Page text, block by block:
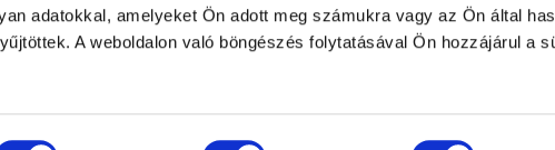
adatokkal, amelyeket Ön adott meg számukra vagy az Ön által
A weboldalon való böngészés folytatásával Ön hozzájárul a